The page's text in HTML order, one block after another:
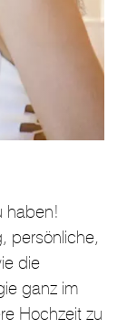
haben!
persönliche,
die
ganz im
Hochzeit zu